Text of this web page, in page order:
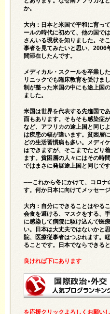
か。
大内：日本と米国で平和に育っ
ールの時代に初めて、他の国で
さんいる現状を知りました。そ
事者を見てみたいと思い、2006
間滞在したんです。
メディカル・スクールを卒業し
リニックでも臨床教育を受けま
制が整った米国の中にも途上国
ました。
米国は世界を代表する先進国で
面もあります。そもそも感染症
など、アフリカの途上国と同じ
は疾患の幅が違います。貧困層
どの生活習慣病も多い。メディ
はできますが、そこまでたどり
ます。貧困層の人々にはその時
ではまさに発展途上国と同じです
──これから冬にかけて、コロナ
す。何か日本に向けてメッセー
大内：自分にできることはやる
会食を避ける、マスクをする、
に感染して病院に駆け込んで医
い。日本は大丈夫ではないかと
院、医療従事者はつぶれます。
ることです。日本でならできる
良ければ下にあります
を応援クリックよろしくお願いし